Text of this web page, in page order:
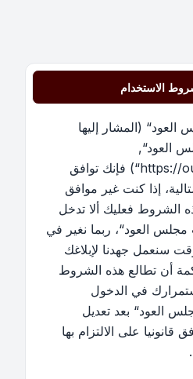
الاستخدام
(المشار إليها
العود“,
”https://oudmajlis.net/forum“) فإنك توافق
إذا كنت غير موافق
الشروط فعليك ألا تدخل
العود“، ربما نغير في
سنعمل جهدنا لإبلاغك
أن تطالع هذه الشروط
في الدخول
العود“ بعد تعديل
على الالتزام بها